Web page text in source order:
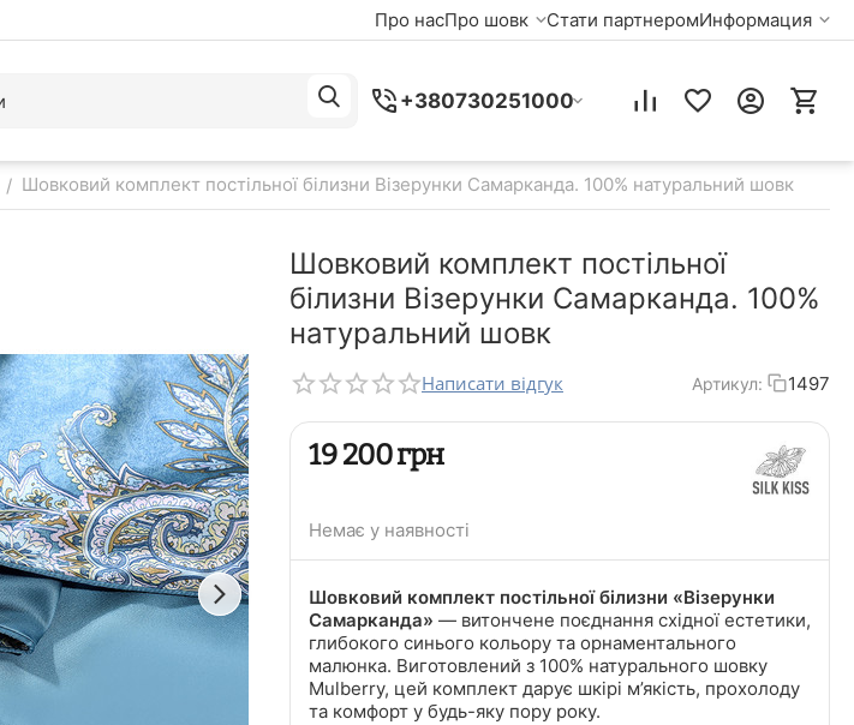
Про насПро шовк Стати партнеромИнформация
+380730251000
/ Шовковий комплект постільної білизни Візерунки Самарканда. 100% натуральний шовк
Шовковий комплект постільної
білизни Візерунки Самарканда. 100%
натуральний шовк
Написати відгук Артикул: 1497
‍19 200‍грн
Немає у наявності
Шовковий комплект постільної білизни «Візерунки
Самарканда» — витончене поєднання східної естетики,
глибокого синього кольору та орнаментального
малюнка. Виготовлений з 100% натурального шовку
Mulberry, цей комплект дарує шкірі м’якість, прохолоду
та комфорт у будь-яку пору року.